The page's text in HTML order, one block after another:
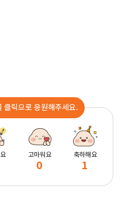
클릭으로 응원해주세요.
고마워요
0
축하해요
1